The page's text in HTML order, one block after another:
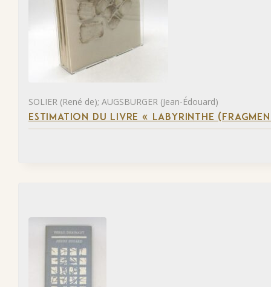
SOLIER (René de); AUGSBURGER (Jean-Édouard)
ESTIMATION DU LIVRE « LABYRINTHE